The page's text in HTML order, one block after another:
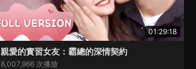
01:29:18
親愛的實習女友：霸總的深情契約
8,007,966 次播放